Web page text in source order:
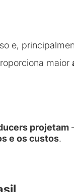
e,
maior
projetam
e os custos.